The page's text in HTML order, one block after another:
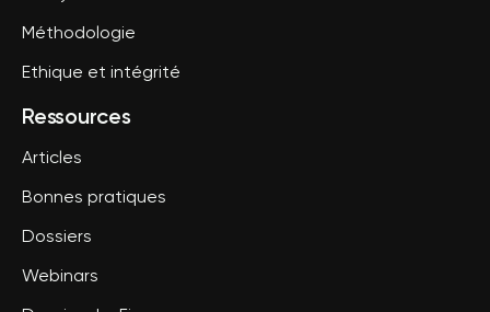
Méthodologie
Ethique et intégrité
Ressources
Articles
Bonnes pratiques
Dossiers
Webinars